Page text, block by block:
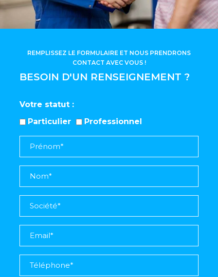
BESOIN D'UN RENSEIGNEMENT ?
REMPLISSEZ LE FORMULAIRE ET NOUS PRENDRONS
CONTACT AVEC VOUS !
Votre statut
Particulier
Professionnel